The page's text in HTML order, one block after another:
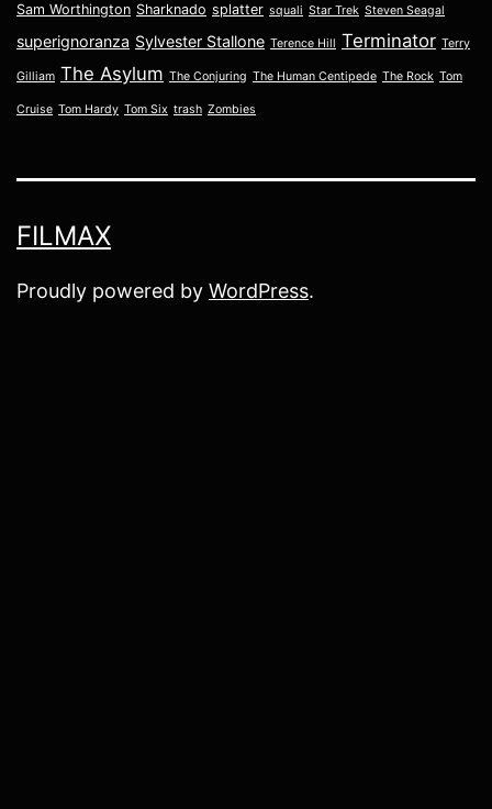
Sam Worthington Sharknado splatter squali Star Trek Steven Seagal
superignoranza Sylvester Stallone Terence Hill Terminator Terry
Gilliam The Asylum The Conjuring The Human Centipede The Rock Tom
Cruise Tom Hardy Tom Six trash Zombies
FILMAX
Proudly powered by WordPress.